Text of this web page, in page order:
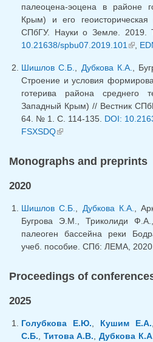
палеоцена-эоцена в районе
Крым) и его
СПбГУ. Науки о Земле.
10.21638/spbu07.2019.101 (link
Шишлов С.Б. Дубкова К.А.
,
Строение и условия
готерива района среднего
Западный Крым) // Вестник
64. № 1. С. 114-135. DOI:
FSXSDQ(link is external)
Monographs and preprints
2020
Шишлов С.Б., Дубкова К.А.,
Бугрова Э.М., Триколиди
палеоген бассейна реки
учеб. пособие. СПб: ЛЕМА,
Proceedings of
2025
Голубкова Е.Ю., Кушим Е.А.
С.Б., Титова А.В.,Дубкова